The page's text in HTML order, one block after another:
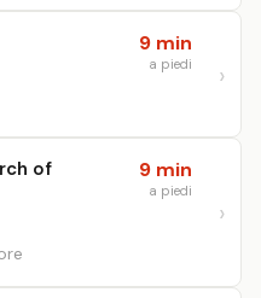
9 min
a piedi
of
9 min
a piedi